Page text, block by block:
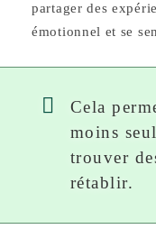
partager des
émotionnel et se
Cela
moins
trouver
rétablir.